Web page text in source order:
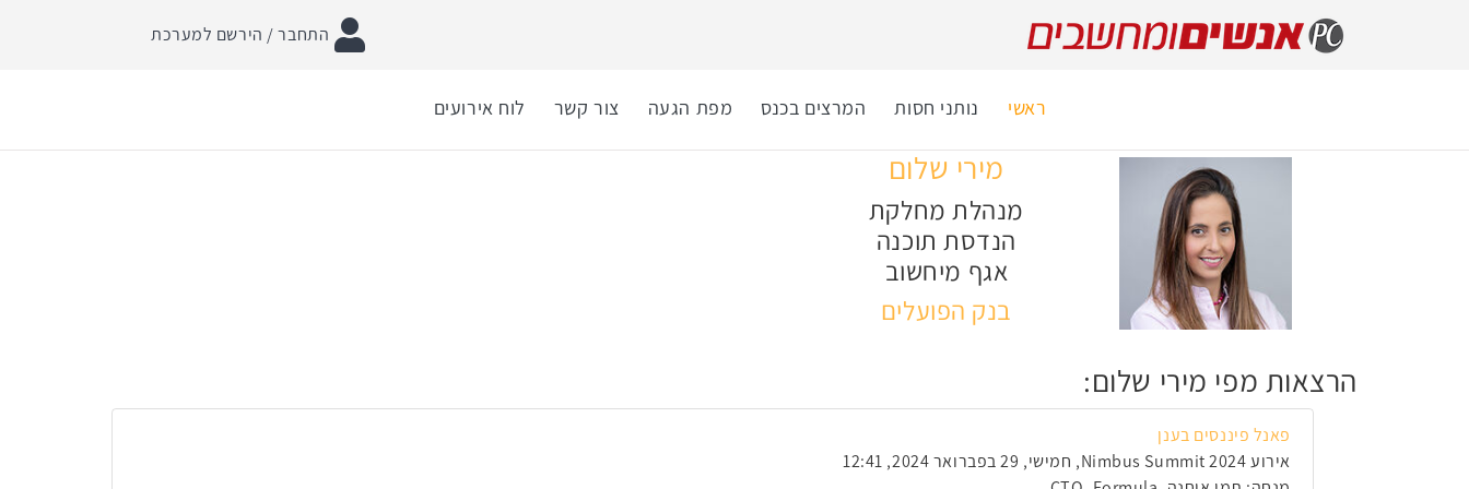
התחבר / הירשם למערכת
ראשי נותני חסות המרצים בכנס מפת הגעה צור קשר לוח אירועים
מירי שלום
מנהלת מחלקת
הנדסת תוכנה
אגף מיחשוב
בנק הפועלים
הרצאות מפי מירי שלום:
פאנל פיננסים בענן
אירוע Nimbus Summit 2024, חמישי, 29 בפברואר 2024, 12:41